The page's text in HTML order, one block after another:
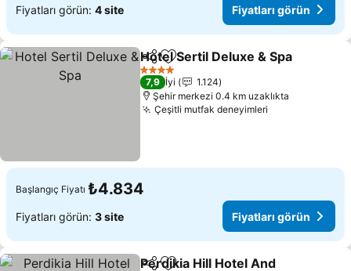
Fiyatları görün: 4 site Fiyatları görün
PaylaşFavorilerime ekle
Hotel Sertil Deluxe & Spa
4 Yıldız
7,9 İyi
1.124
Şehir merkezi 0.4 km uzaklıkta
Çeşitli mutfak deneyimleri
Başlangıç Fiyatı ₺4.834
Fiyatları görün: 3 site Fiyatları görün
Perdikia Hill Hotel And